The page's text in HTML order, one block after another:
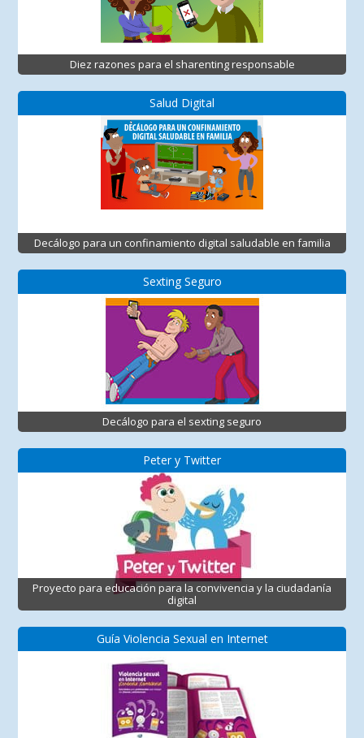
Diez razones para el sharenting responsable
Salud Digital
Decálogo para un confinamiento digital saludable en familia
Sexting Seguro
Decálogo para el sexting seguro
Peter y Twitter
Proyecto para educación para la convivencia y la ciudadanía
digital
Guía Violencia Sexual en Internet